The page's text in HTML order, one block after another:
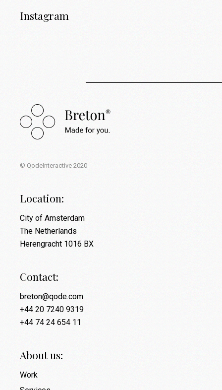
Instagram
© QodeInteractive 2020
Location:
City of Amsterdam
The Netherlands
Herengracht 1016 BX
Contact:
breton@qode.com
+44 20 7240 9319
+44 74 24 654 11
About us:
Work